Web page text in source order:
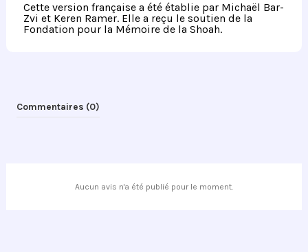
Cette version française a été établie par Michaël Bar-
Zvi et Keren Ramer. Elle a reçu le soutien de la
Fondation pour la Mémoire de la Shoah.
Commentaires (0)
Aucun avis n'a été publié pour le moment.